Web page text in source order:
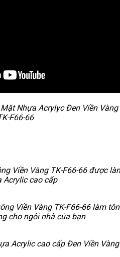
Nhựa Acrylyc Đen Viền Vàng
F66-66
Viền Vàng TK-F66-66 được
Acrylic cao cấp
Viền Vàng TK-F66-66 làm tôn
cho ngôi nhà của bạn
Acrylic cao cấp Đen Viền